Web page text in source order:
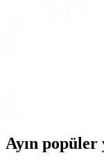
Ayın popüler